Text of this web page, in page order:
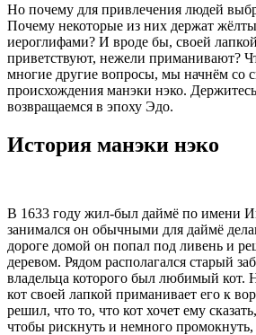
Но почему для привлечения людей
Почему некоторые из них держат
иероглифами? И вроде бы, своей
приветствуют, нежели приманивают?
многие другие вопросы, мы начнём со
происхождения манэки нэко.
возвращаемся в эпоху Эдо.
История манэки нэко
В 1633 году жил-был даймё по имени
занимался он обычными для даймё
дороге домой он попал под ливень и
деревом. Рядом располагался старый
владельца которого был любимый кот.
кот своей лапкой приманивает его к
решил, что то, что кот хочет ему
чтобы рискнуть и немного